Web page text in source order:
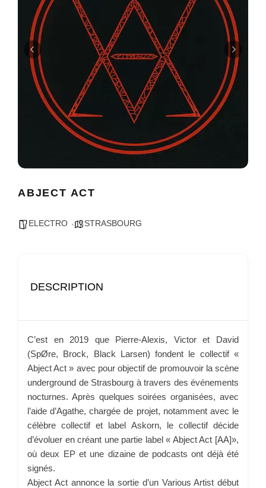
ABJECT ACT
ELECTRO STRASBOURG
DESCRIPTION
C’est en 2019 que Pierre-Alexis, Victor et David
(SpØre, Brock, Black Larsen) fondent le collectif «
Abject Act » avec pour objectif de promouvoir la scène
underground de Strasbourg à travers des événements
nocturnes. Après quelques soirées organisées, avec
l’aide d’Agathe, chargée de projet, notamment avec le
célèbre collectif et label Askorn, le collectif décide
d’évoluer en créant une partie label « Abject Act [AA]»,
où deux EP et une dizaine de podcasts ont déjà été
signés.
Abject Act annonce la sortie d’un Various Artist début